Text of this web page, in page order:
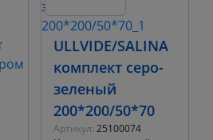
ULLVIDE/SALINA
комплект серо-
зеленый
200*200/50*70
Артикул: 25100074